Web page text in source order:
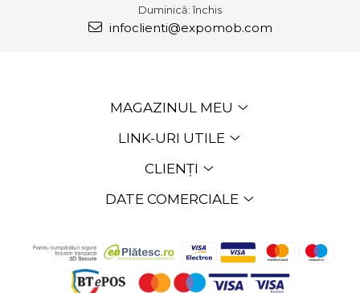
Duminică: închis
infoclienti@expomob.com
MAGAZINUL MEU
LINK-URI UTILE
CLIENȚI
DATE COMERCIALE